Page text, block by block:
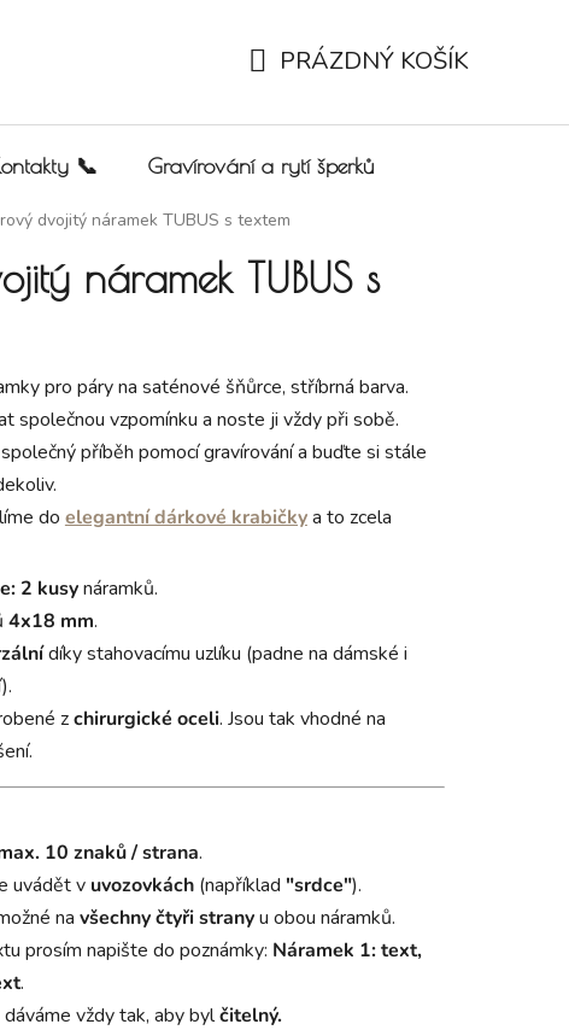
PRÁZDNÝ KOŠÍK
📞 Gravírování a rytí šperků
dvojitý náramek TUBUS s textem
náramek TUBUS s
pro páry na saténové šňůrce, stříbrná barva.
společnou vzpomínku a noste ji vždy při sobě.
příběh pomocí gravírování a buďte si stále
do elegantní dárkové krabičkya to zcela
2 kusynáramků.
4x18 mm.
díky stahovacímu uzlíku (padne na dámské i
zchirurgické oceli. Jsou tak vhodné na
10 znaků / strana.
uvádět v uvozovkách (například "srdce").
na všechny čtyři stranyu obou náramků.
prosím napište do poznámky: Náramek 1: text,
.
dáváme vždy tak, aby bylčitelný.